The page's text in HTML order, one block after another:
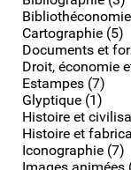
Cartographie (5)
Documents et
Droit, économie
Estampes (7)
Glyptique (1)
Histoire et
Histoire et
Iconographie (7)